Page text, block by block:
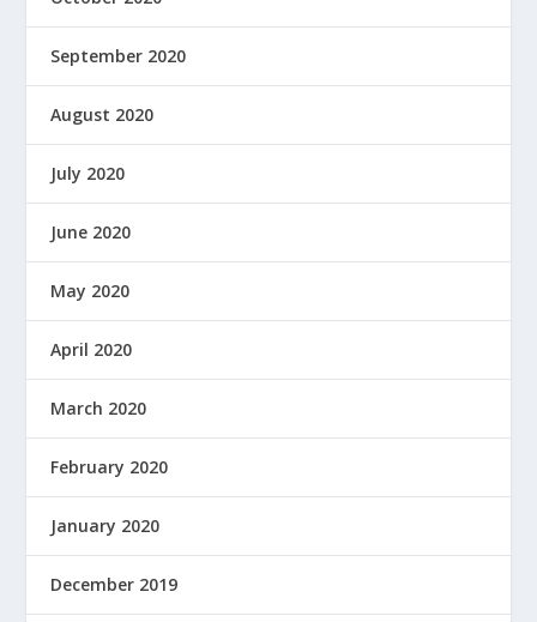
September 2020
August 2020
July 2020
June 2020
May 2020
April 2020
March 2020
February 2020
January 2020
December 2019